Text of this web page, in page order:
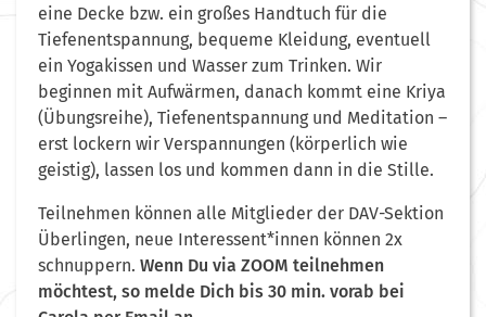
eine Decke bzw. ein großes Handtuch für die
Tiefenentspannung, bequeme Kleidung, eventuell
ein Yogakissen und Wasser zum Trinken. Wir
beginnen mit Aufwärmen, danach kommt eine Kriya
(Übungsreihe), Tiefenentspannung und Meditation –
erst lockern wir Verspannungen (körperlich wie
geistig), lassen los und kommen dann in die Stille.
Teilnehmen können alle Mitglieder der DAV-Sektion
Überlingen, neue Interessent*innen können 2x
schnuppern. Wenn Du via ZOOM teilnehmen
möchtest, so melde Dich bis 30 min. vorab bei